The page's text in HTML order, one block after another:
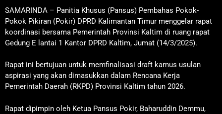
SAMARINDA – Panitia Khusus (Pansus) Pembahas Pokok-
Pokok Pikiran (Pokir) DPRD Kalimantan Timur menggelar rapat
koordinasi bersama Pemerintah Provinsi Kaltim di ruang rapat
Gedung E lantai 1 Kantor DPRD Kaltim, Jumat (14/3/2025).
Rapat ini bertujuan untuk memfinalisasi draft kamus usulan
aspirasi yang akan dimasukkan dalam Rencana Kerja
Pemerintah Daerah (RKPD) Provinsi Kaltim tahun 2026.
Rapat dipimpin oleh Ketua Pansus Pokir, Baharuddin Demmu,